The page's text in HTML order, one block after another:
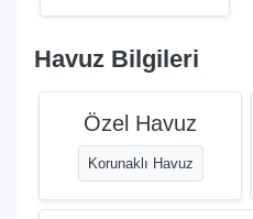
Havuz Bilgileri
Özel Havuz
Korunaklı Havuz